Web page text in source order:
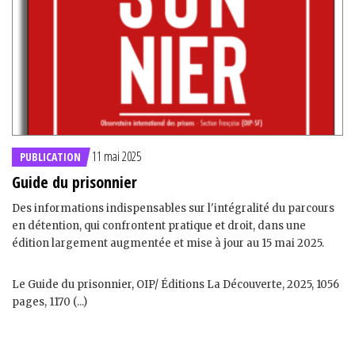
PUBLICATION 11 mai 2025
Guide du prisonnier
Des informations indispensables sur l'intégralité du parcours
en détention, qui confrontent pratique et droit, dans une
édition largement augmentée et mise à jour au 15 mai 2025.
Le Guide du prisonnier, OIP/ Éditions La Découverte, 2025, 1056
pages, 1170 (...)